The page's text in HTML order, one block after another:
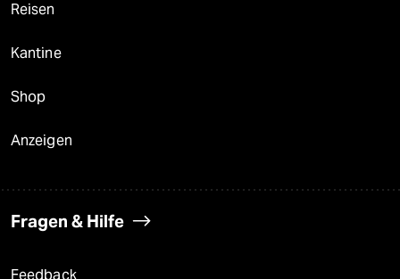
Reisen
Kantine
Shop
Anzeigen
Fragen & Hilfe
Feedback